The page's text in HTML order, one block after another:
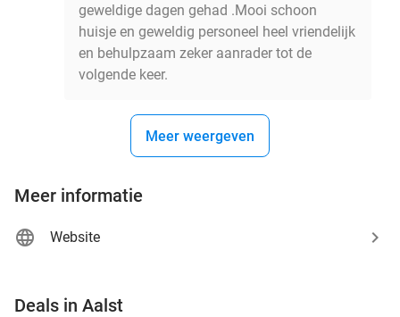
geweldige dagen gehad .Mooi schoon
huisje en geweldig personeel heel vriendelijk
en behulpzaam zeker aanrader tot de
volgende keer.
Meer weergeven
Meer informatie
Website
Deals in Aalst